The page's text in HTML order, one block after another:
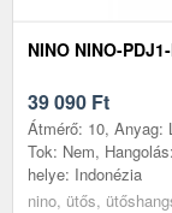
NINO NINO-
39 090 Ft
Átmérő: 10, Anyag:
Tok: Nem,
helye: Indonézia
nino, ütős,